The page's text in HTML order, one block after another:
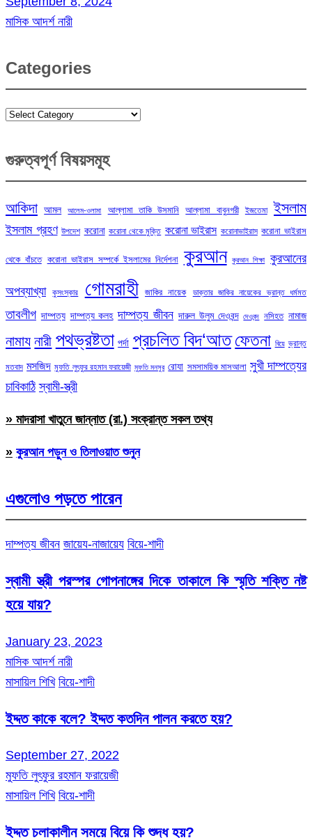
মাসিক আদর্শ নারী
Categories
Categories
গুরুত্বপূর্ণ বিষয়সমূহ
আকিদা আমল আলেম-ওলামা আল্লামা তাকি উসমানি আল্লামা বাবুনগরী ইজতেমা ইসলাম
ইসলাম গ্রহণ উপদেশ করোনা করোনা থেকে মুক্তি করোনা ভাইরাস করোনাভাইরাস করোনা ভাইরাস
থেকে বাঁচতে করোনা ভাইরাস সম্পর্কে ইসলামের নির্দেশনা কুরআন কুরআন শিক্ষা কুরআনের
অপব্যাখ্যা কুসংস্কার গোমরাহী জাকির নায়েক ডাক্তার জাকির নায়েকের ভ্রান্ত ধর্মমত
তাবলীগ দাম্পত্য দাম্পত্য কলহ দাম্পত্য জীবন দারুল উলুম দেওবন্দ দেওবন্দ নসিহত নামাজ
নামায নারী পথভ্রষ্টতা পর্দা প্রচলিত বিদ‘আত ফেতনা বিয়ে ভ্রান্ত
মতবাদ মসজিদ মুফতি লুৎফুর রহমান ফরায়েজী মুফতি মনসুর রোযা সমসাময়িক মাসআলা সুখী দাম্পত্যের
চাবিকাঠি স্বামী-স্ত্রী
» মাদরাসা খাতুনে জান্নাত (রা.) সংক্রান্ত সকল তথ্য
» কুরআন পড়ুন ও তিলাওয়াত শুনুন
এগুলোও পড়তে পারেন
দাম্পত্য জীবন জায়েয-নাজায়েয বিয়ে-শাদী
স্বামী স্ত্রী পরস্পর গোপনাঙ্গের দিকে তাকালে কি স্মৃতি শক্তি নষ্ট
হয়ে যায়?
January 23, 2023
মাসিক আদর্শ নারী
মাসায়িল শিখি বিয়ে-শাদী
ইদ্দত কাকে বলে? ইদ্দত কতদিন পালন করতে হয়?
September 27, 2022
মুফতি লুৎফুর রহমান ফরায়েজী
মাসায়িল শিখি বিয়ে-শাদী
ইদ্দত চলাকালীন সময়ে বিয়ে কি শুদ্ধ হয়?